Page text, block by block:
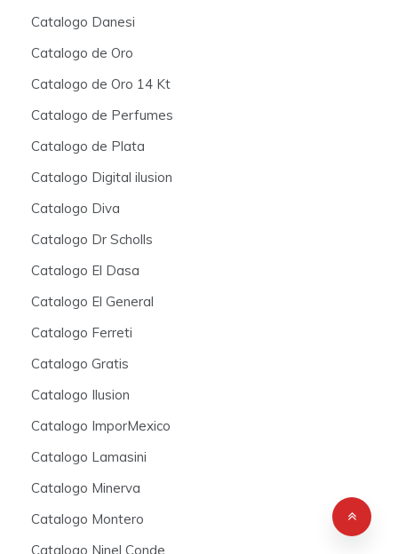
Catalogo Danesi
Catalogo de Oro
Catalogo de Oro 14 Kt
Catalogo de Perfumes
Catalogo de Plata
Catalogo Digital ilusion
Catalogo Diva
Catalogo Dr Scholls
Catalogo El Dasa
Catalogo El General
Catalogo Ferreti
Catalogo Gratis
Catalogo Ilusion
Catalogo ImporMexico
Catalogo Lamasini
Catalogo Minerva
Catalogo Montero
Catalogo Ninel Conde